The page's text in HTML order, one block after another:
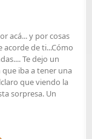
acá... y por cosas
acorde de ti...Cómo
Te dejo un
iba a tener una
que viendo la
sorpresa. Un